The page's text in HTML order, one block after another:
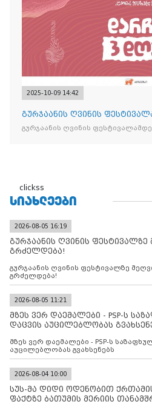
2025-10-09 14:42
გურჯაანის ღვინის
გურჯაანის ღვინის
clickss
ᲡᲘᲐᲮᲚᲔᲔᲑᲘ
2026-08-05 16:19
გურჯაანის ღვინის
გრძელდება!
გურჯაანის ღვინის ფესტივალზე
გრძელდება!
2026-08-05 11:21
მზეს ვერ დაემალები - PSP-ს
დაცვის აუცილებლობას
მზეს ვერ დაემალები - PSP-ს
აუცილებლობას გვახსენებს
2026-08-04 10:00
სუს-მა დიდი ოდენობით
ფაქტზე ბათუმის მერიის